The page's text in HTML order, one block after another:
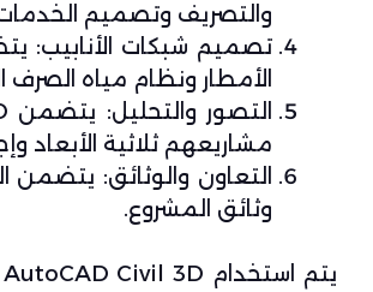
والتصريف وتصميم
تصميم شبكات الأنابيب:
الأمطار ونظام مياه
مشاريعهم ثلاثية الأبعاد
التعاون والوثائق:
وثائق المشروع.